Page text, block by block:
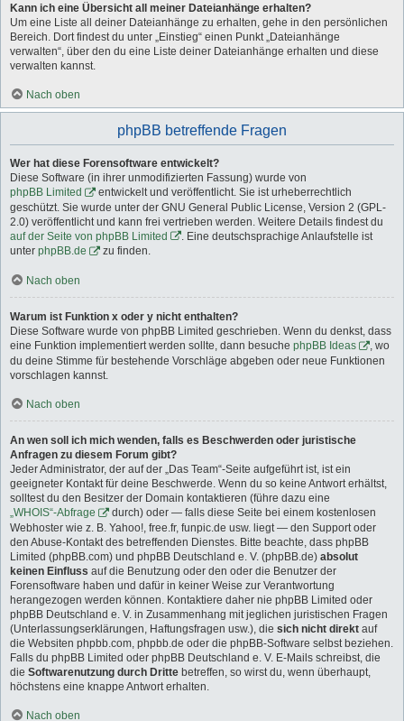
Kann ich eine Übersicht all meiner Dateianhänge erhalten?
Um eine Liste all deiner Dateianhänge zu erhalten, gehe in den persönlichen
Bereich. Dort findest du unter „Einstieg“ einen Punkt „Dateianhänge
verwalten“, über den du eine Liste deiner Dateianhänge erhalten und diese
verwalten kannst.
Nach oben
phpBB betreffende Fragen
Wer hat diese Forensoftware entwickelt?
Diese Software (in ihrer unmodifizierten Fassung) wurde von
phpBB Limited
entwickelt und veröffentlicht. Sie ist urheberrechtlich
geschützt. Sie wurde unter der GNU General Public License, Version 2 (GPL-
2.0) veröffentlicht und kann frei vertrieben werden. Weitere Details findest du
auf der Seite von phpBB Limited
. Eine deutschsprachige Anlaufstelle ist
unter phpBB.de zu finden.
Nach oben
Warum ist Funktion x oder y nicht enthalten?
Diese Software wurde von phpBB Limited geschrieben. Wenn du denkst, dass
eine Funktion implementiert werden sollte, dann besuche phpBB Ideas
, wo
du deine Stimme für bestehende Vorschläge abgeben oder neue Funktionen
vorschlagen kannst.
Nach oben
An wen soll ich mich wenden, falls es Beschwerden oder juristische
Anfragen zu diesem Forum gibt?
Jeder Administrator, der auf der „Das Team“-Seite aufgeführt ist, ist ein
geeigneter Kontakt für deine Beschwerde. Wenn du so keine Antwort erhältst,
solltest du den Besitzer der Domain kontaktieren (führe dazu eine
„WHOIS“-Abfrage
durch) oder — falls diese Seite bei einem kostenlosen
Webhoster wie z. B. Yahoo!, free.fr, funpic.de usw. liegt — den Support oder
den Abuse-Kontakt des betreffenden Dienstes. Bitte beachte, dass phpBB
Limited (phpBB.com) und phpBB Deutschland e. V. (phpBB.de) absolut
keinen Einfluss auf die Benutzung oder den oder die Benutzer der
Forensoftware haben und dafür in keiner Weise zur Verantwortung
herangezogen werden können. Kontaktiere daher nie phpBB Limited oder
phpBB Deutschland e. V. in Zusammenhang mit jeglichen juristischen Fragen
(Unterlassungserklärungen, Haftungsfragen usw.), die sich nicht direkt auf
die Websiten phpbb.com, phpbb.de oder die phpBB-Software selbst beziehen.
Falls du phpBB Limited oder phpBB Deutschland e. V. E-Mails schreibst, die
die Softwarenutzung durch Dritte betreffen, so wirst du, wenn überhaupt,
höchstens eine knappe Antwort erhalten.
Nach oben